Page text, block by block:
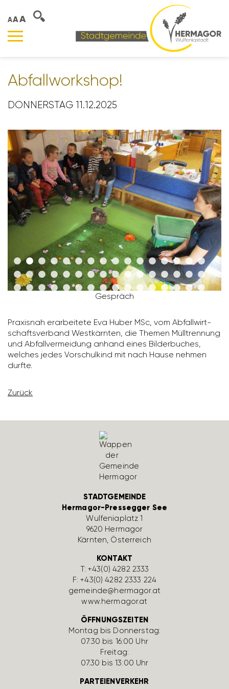
AAA
Abfall­work­shop!
DONNERSTAG 11.12.2025
Gespräch
Praxisnah erar­bei­tete Eva Huber MSc, vom Abfall­wirt­
schafts­ver­band West­kärnten, die Themen Müll­tren­nung
und Abfall­ver­mei­dung anhand eines Bilder­bu­ches,
welches jedes Vorschul­kind mit nach Hause nehmen
durfte.
Zurück
STADTGEMEINDE
Hermagor-Pressegger See
Wulfe­nia­platz 1
9620 Hermagor
Kärnten, Öster­reich
KONTAKT
T:+43(0) 4282 2333
F: +43(0) 4282 2333 224
gemeinde@hermagor.at
www.hermagor.at
ÖFFNUNGSZEITEN
Montag bis Donnerstag:
07:30 bis 16:00 Uhr
Freitag:
07:30 bis 13:00 Uhr
PARTEIENVERKEHR